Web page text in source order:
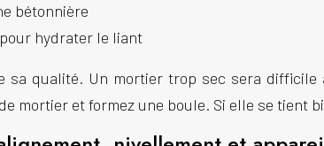
bétonnière
hydrater le liant
sa qualité. Un mortier trop sec sera
mortier et formez une boule. Si elle se tient